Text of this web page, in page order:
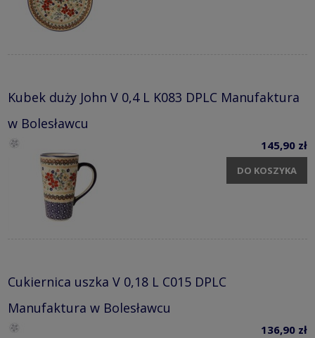
Kubek duży John V 0,4 L K083 DPLC Manufaktura
w Bolesławcu
145,90 zł
DO KOSZYKA
Cukiernica uszka V 0,18 L C015 DPLC
Manufaktura w Bolesławcu
136,90 zł